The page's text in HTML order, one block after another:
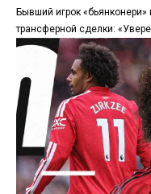
Бывший игрок
трансферной сделки: